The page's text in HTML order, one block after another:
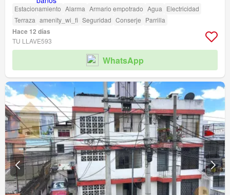
Estacionamiento Alarma Armario empotrado Agua Electricidad
Terraza amenity_wi_fi Seguridad Conserje Parrilla
Hace 12 días
TU LLAVE593
WhatsApp